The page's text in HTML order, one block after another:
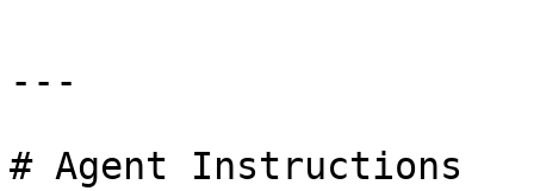
---
# Agent Instructions